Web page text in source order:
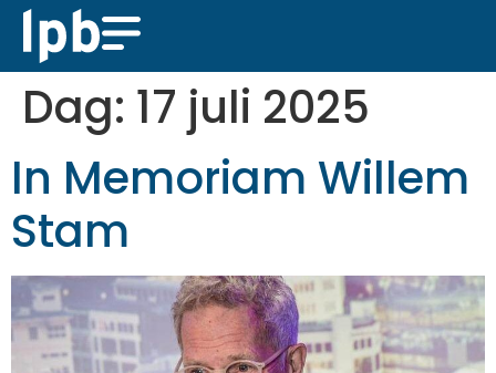
Dag: 17 juli 2025
In Memoriam Willem
Stam